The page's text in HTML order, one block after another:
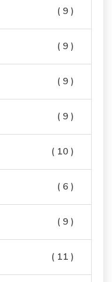
( 9 )
( 9 )
( 9 )
( 9 )
( 10 )
( 6 )
( 9 )
( 11 )